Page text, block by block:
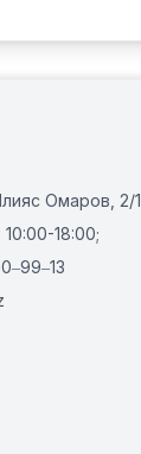
Омаров, 2/1
18:00;